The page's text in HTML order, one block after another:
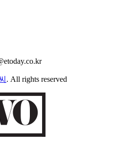
. All rights reserved